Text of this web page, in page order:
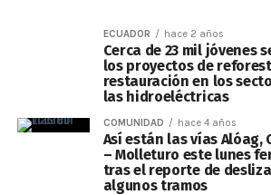
ECUADOR hace 2 años
Cerca de 23 mil jóvenes
los proyectos de
restauración en los
las hidroeléctricas
COMUNIDAD hace 4 años
Así están las vías Alóag,
– Molleturo este lunes
tras el reporte de
algunos tramos